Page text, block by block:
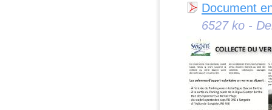
Document
6527 ko -